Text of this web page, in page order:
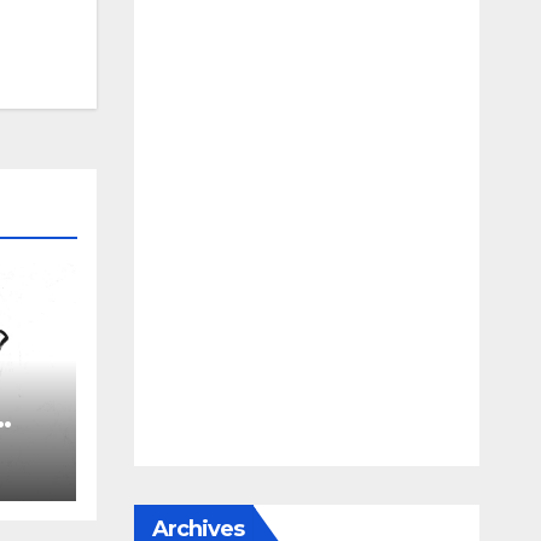
Archives